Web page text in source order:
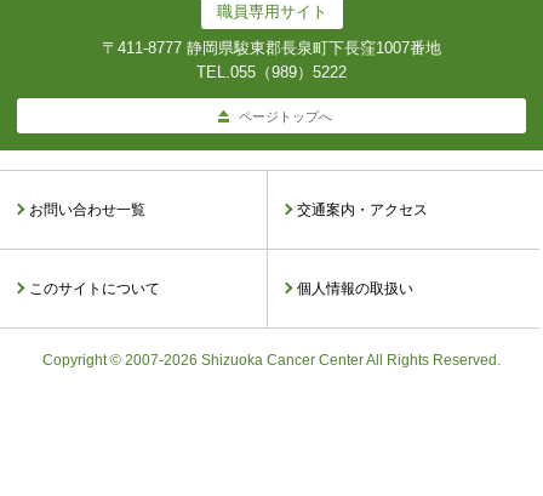
職員専用サイト
〒411-8777 静岡県駿東郡長泉町下長窪1007番地
TEL.055（989）5222
ページトップへ
お問い合わせ一覧 交通案内・アクセス
このサイトについて 個人情報の取扱い
Copyright © 2007-2026 Shizuoka Cancer Center All Rights Reserved.